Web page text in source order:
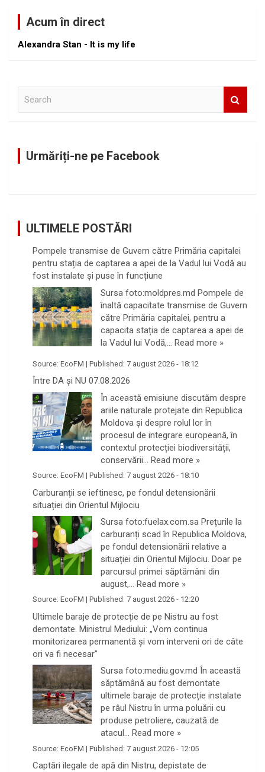
Acum în direct
Alexandra Stan - It is my life
Urmăriți-ne pe Facebook
ULTIMELE POSTĂRI
Pompele transmise de Guvern către Primăria capitalei
pentru stația de captarea a apei de la Vadul lui Vodă au
fost instalate și puse în funcțiune
Sursa foto:moldpres.md Pompele de
înaltă capacitate transmise de Guvern
către Primăria capitalei, pentru a
capacita stația de captarea a apei de
la Vadul lui Vodă,… Read more »
Source: EcoFM | Published: 7 august 2026 - 18:12
Între DA și NU 07.08.2026
În această emisiune discutăm despre
ariile naturale protejate din Republica
Moldova și despre rolul lor în
procesul de integrare europeană, în
contextul protecției biodiversității,
conservării… Read more »
Source: EcoFM | Published: 7 august 2026 - 18:10
Carburanții se ieftinesc, pe fondul detensionării
situației din Orientul Mijlociu
Sursa foto:fuelax.com.sa Prețurile la
carburanți scad în Republica Moldova,
pe fondul detensionării relative a
situației din Orientul Mijlociu. Doar pe
parcursul primei săptămâni din
august,… Read more »
Source: EcoFM | Published: 7 august 2026 - 12:20
Ultimele baraje de protecție de pe Nistru au fost
demontate. Ministrul Mediului: „Vom continua
monitorizarea permanentă și vom interveni ori de câte
ori va fi necesar”
Sursa foto:mediu.gov.md În această
săptămână au fost demontate
ultimele baraje de protecție instalate
pe râul Nistru în urma poluării cu
produse petroliere, cauzată de
atacul… Read more »
Source: EcoFM | Published: 7 august 2026 - 12:05
Captări ilegale de apă din Nistru, depistate de